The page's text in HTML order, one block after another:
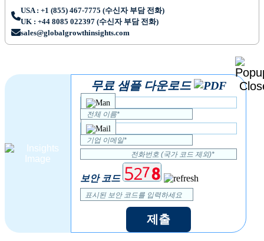
USA : +1 (855) 467-7775 (수신자 부담 전화)
UK : +44 8085 022397 (수신자 부담 전화)
sales@globalgrowthinsights.com
무료 샘플 다운로드
보안 코드
제출